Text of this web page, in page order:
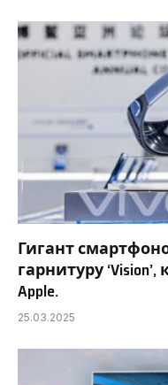
Гигант
гарнитуру
Apple.
25.03.2025